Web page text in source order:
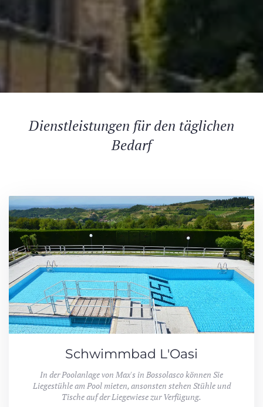
Dienstleistungen für den täglichen
Bedarf
Schwimmbad L'Oasi
In der Poolanlage von Max's in Bossolasco können Sie
Liegestühle am Pool mieten, ansonsten stehen Stühle und
Tische auf der Liegewiese zur Verfügung.